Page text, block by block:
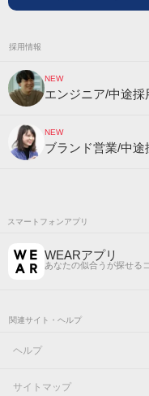
採用情報
NEW
エンジニア/中途採
NEW
ブランド営業/中途
スマートフォンアプリ
WEARアプリ
あなたの似合うが探せる
関連サイト・ヘルプ
ヘルプ
サイトマップ